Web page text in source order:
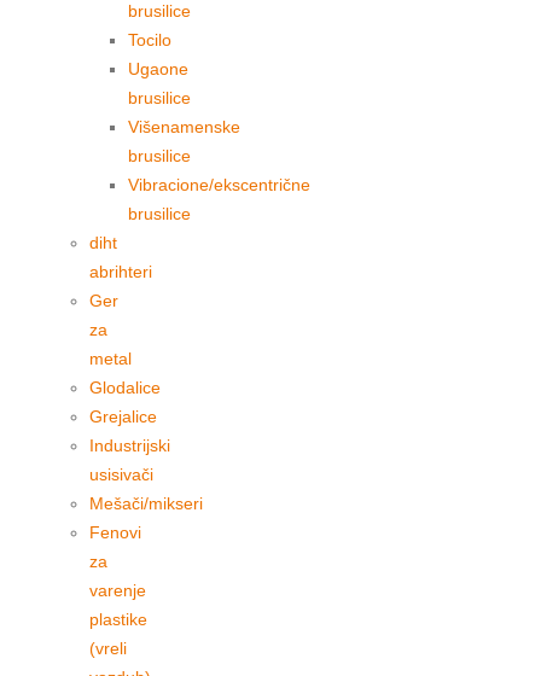
brusilice
Tocilo
Ugaone
brusilice
Višenamenske
brusilice
Vibracione/ekscentrične
brusilice
diht
abrihteri
Ger
za
metal
Glodalice
Grejalice
Industrijski
usisivači
Mešači/mikseri
Fenovi
za
varenje
plastike
(vreli